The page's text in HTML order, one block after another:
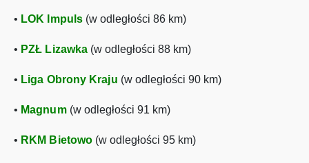
• LOK Impuls (w odległości 86 km)
• PZŁ Lizawka (w odległości 88 km)
• Liga Obrony Kraju (w odległości 90 km)
• Magnum(w odległości 91 km)
• RKM Bietowo (w odległości 95 km)